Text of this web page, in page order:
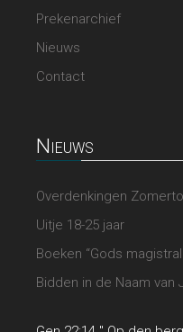
Prekenarchief
Nieuws
Contact
Nieuws
Overdenkingen
Uitje 18-25 jaar
Boeken “Gods
Bidden in de Naam van